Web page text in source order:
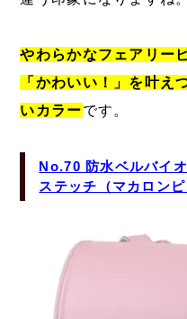
やわらかなフェアリー
「かわいい！」を叶え
いカラーです。
No.70 防水ベルバイ
ステッチ（マカロン